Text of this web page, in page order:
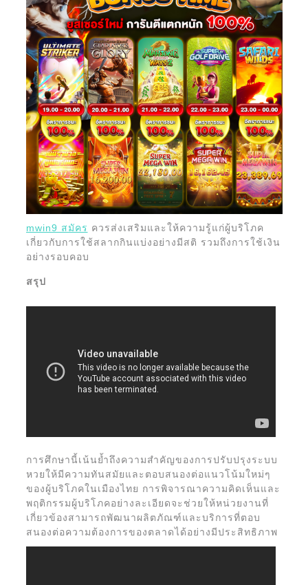
mwin9 สมัคร ควรส่งเสริมและให้ความรู้แก่ผู้บริโภค
เกี่ยวกับการใช้สลากกินแบ่งอย่างมีสติ รวมถึงการใช้เงิน
อย่างรอบคอบ
สรุป
การศึกษานี้เน้นย้ำถึงความสำคัญของการปรับปรุงระบบ
หวยให้มีความทันสมัยและตอบสนองต่อแนวโน้มใหม่ๆ
ของผู้บริโภคในเมืองไทย การพิจารณาความคิดเห็นและ
พฤติกรรมผู้บริโภคอย่างละเอียดจะช่วยให้หน่วยงานที่
เกี่ยวข้องสามารถพัฒนาผลิตภัณฑ์และบริการที่ตอบ
สนองต่อความต้องการของตลาดได้อย่างมีประสิทธิภาพ